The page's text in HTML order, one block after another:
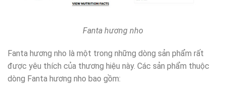
Fanta hương nho
Fanta hương nho là một trong những dòng sản phẩm rất
được yêu thích của thương hiệu này. Các sản phẩm thuộc
dòng Fanta hương nho bao gồm: